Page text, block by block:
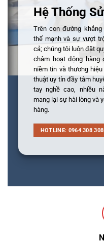
Hệ Thống
Trên con đường
thế mạnh và sự vượt
cả; chúng tôi luôn đặt
châm hoạt động hàng
niềm tin và thương
thuật uy tín đầy tâm
tay nghề cao, nhiều
mang lại sự hài lòng và
hàng.
HOTLINE: 0964 308 308